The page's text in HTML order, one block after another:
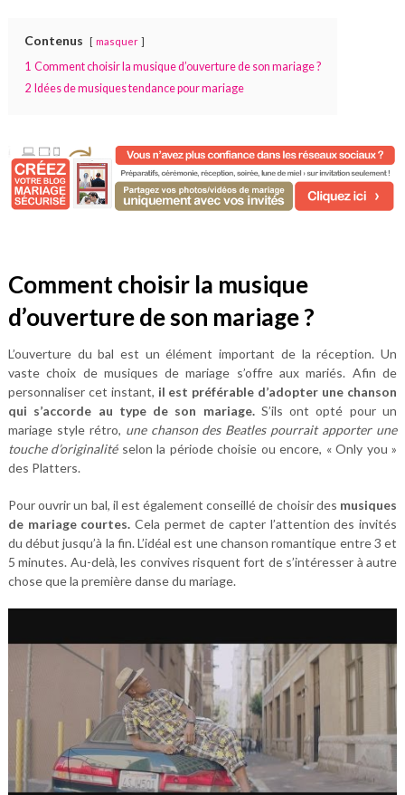
Contenus masquer
1 Comment choisir la musique d’ouverture de son mariage ?
2 Idées de musiques tendance pour mariage
Comment choisir la musique
d’ouverture de son mariage ?
L’ouverture du bal est un élément important de la réception. Un
vaste choix de musiques de mariage s’offre aux mariés. Afin de
personnaliser cet instant, il est préférable d’adopter une chanson
qui s’accorde au type de son mariage.S’ils ont opté pour un
mariage style rétro, une chanson des Beatles pourrait apporter une
touche d’originalitéselon la période choisie ou encore, « Only you »
des Platters.
Pour ouvrir un bal, il est également conseillé de choisir des musiques
de mariage courtes. Cela permet de capter l’attention des invités
du début jusqu’à la fin. L’idéal est une chanson romantique entre 3 et
5 minutes. Au-delà, les convives risquent fort de s’intéresser à autre
chose que la première danse du mariage.